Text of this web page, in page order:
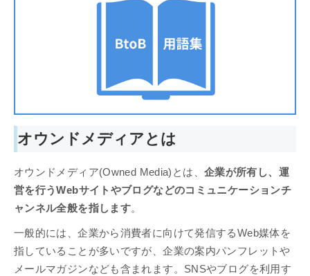
オウンドメディアとは
オウンドメディア(Owned Media)とは、 企業が所有し、運
営を行うWebサイトやブログなどのコミュニケーションチ
ャンネル全般を指します。
一般的には、企業から消費者に向けて発信するWeb媒体を
指していることが多いですが、企業の案内パンフレットや
メールマガジンなども含まれます。SNSやブログを利用す